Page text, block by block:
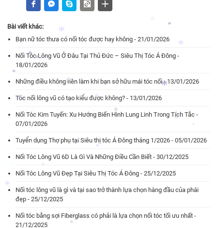
* *
*
*
*
*
*
*
*
*
*
*
*
*
*
*
*
*
*
*
*
*
*
Bài viết khác:
Bạn nữ tóc thưa có nối tóc được hay không - 21/01/2026
Nối Tóc Lông Vũ Ở Đâu Tại Thủ Đức – Siêu Thị Tóc Á Đông -
18/01/2026
Những điều không nên làm khi bạn sở hữu mái tóc nối - 13/01/2026
Tóc nối lông vũ có tạo kiểu được không? - 13/01/2026
Nối Tóc Kim Tuyến: Xu Hướng Biến Hình Lung Linh Trong Tích Tắc -
07/01/2026
Tuyển dụng Thợ phụ tại Siêu thị tóc Á Đông tháng 1/2026 - 05/01/2026
Nối Tóc Lông Vũ 6D Là Gì Và Những Điều Cần Biết - 30/12/2025
Nối Tóc Lông Vũ Đẹp Tại Siêu Thị Tóc Á Đông - 25/12/2025
Nối tóc lông vũ là gì và tại sao trở thành lựa chọn hàng đầu của phái
đẹp - 25/12/2025
Nối tóc bằng sợi Fiberglass có phải là lựa chọn nối tóc tối ưu nhất -
21/12/2025